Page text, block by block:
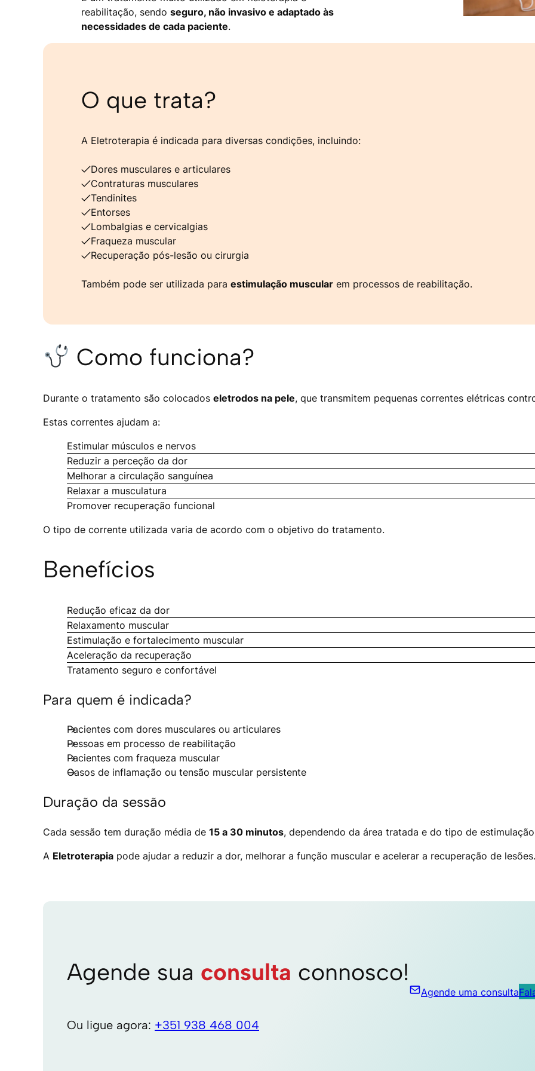
reabilitação, sendo seguro, não invasivo e adaptado às
necessidades de cada paciente.
O que trata?
A Eletroterapia é indicada para diversas condições, incluindo:
Dores musculares e articulares
Contraturas musculares
Tendinites
Entorses
Lombalgias e cervicalgias
Fraqueza muscular
Recuperação pós-lesão ou cirurgia
Também pode ser utilizada para estimulação muscular em processos de reabilitação.
Como funciona?
Durante o tratamento são colocados eletrodos na pele, que transmitem pequenas correntes elétricas
Estas correntes ajudam a:
Estimular músculos e nervos
Reduzir a perceção da dor
Melhorar a circulação sanguínea
Relaxar a musculatura
Promover recuperação funcional
O tipo de corrente utilizada varia de acordo com o objetivo do tratamento.
Benefícios
Redução eficaz da dor
Relaxamento muscular
Estimulação e fortalecimento muscular
Aceleração da recuperação
Tratamento seguro e confortável
Para quem é indicada?
Pacientes com dores musculares ou articulares
Pessoas em processo de reabilitação
Pacientes com fraqueza muscular
Casos de inflamação ou tensão muscular persistente
Duração da sessão
Cada sessão tem duração média de 15 a 30 minutos, dependendo da área tratada e do tipo de
A Eletroterapia pode ajudar a reduzir a dor, melhorar a função muscular e acelerar a recuperação de lesões.
Agende sua consulta connosco!
Ou ligue agora: +351 938 468 004
Agende uma consulta